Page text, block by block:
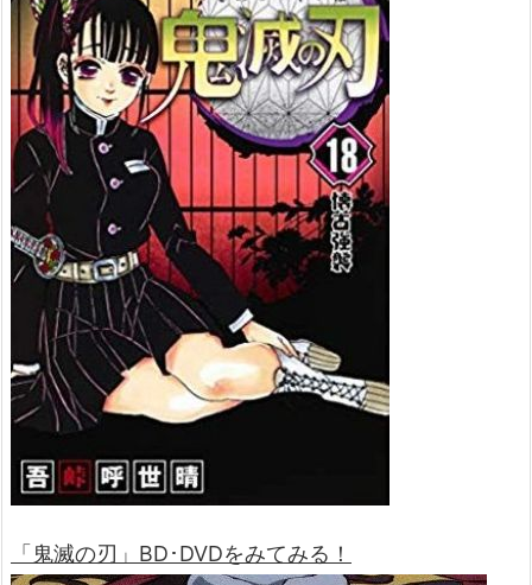
「鬼滅の刃」BD･DVDをみてみる！